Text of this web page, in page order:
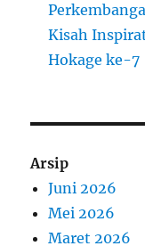
Kisah
Hokage ke-7
Arsip
Juni 2026
Mei 2026
Maret 2026